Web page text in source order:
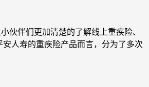
伙伴们更加清楚的了解线上重疾险、
人寿的重疾险产品而言，分为了多次